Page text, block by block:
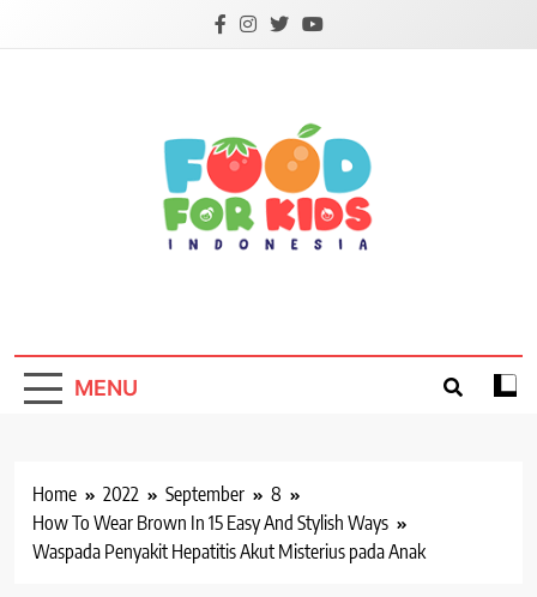
MENU
Home 2022 September
8
How To Wear Brown In 15 Easy And Stylish Ways
Waspada Penyakit Hepatitis Akut Misterius pada Anak